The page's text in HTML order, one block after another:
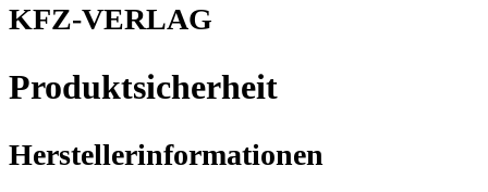
KFZ-VERLAG
Produktsicherheit
Herstellerinformationen